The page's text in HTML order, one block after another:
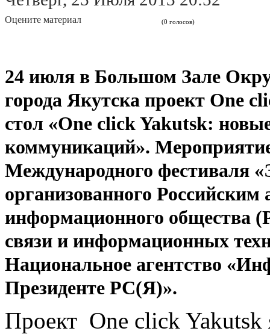
Оцените материал (0 голосов)
24 июля в Большом Зале
города Якутска проект One
стол «One click Yakutsk:
коммуникаций».
Международного фестиваля
организованного Российским
информационного общества
связи и информационных
Национальное агентство
Президенте РС(Я)».
Проект One click Yakutsk